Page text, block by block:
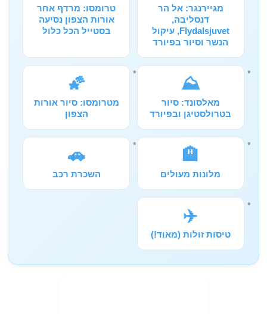
מגיירנגר: אל הר
דנסליבה,
Flydalsjuvet, עיקול
הנשר וסיור בפיורד
טרומסו: מרדף אחר
אורות הצפון נסיעה
בסטייל הכל כלול
⛰️
מאלסונד: סיור
בטרולסטיגן ובפיורד
🌠
מטרומסו: סיור אורות
הצפון
🏨
מלונות מעולים
🚗
השכרת רכב
✈️
טיסות זולות (מאוד!)